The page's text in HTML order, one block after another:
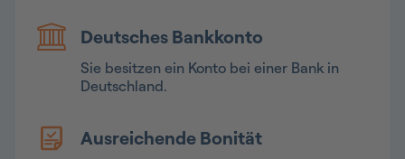
Deutsches Bankkonto
Sie besitzen ein Konto bei einer Bank in
Deutschland.
Ausreichende Bonität